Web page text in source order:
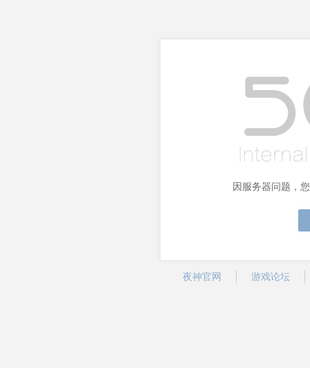
因服务器问题，
夜神官网 游戏论坛